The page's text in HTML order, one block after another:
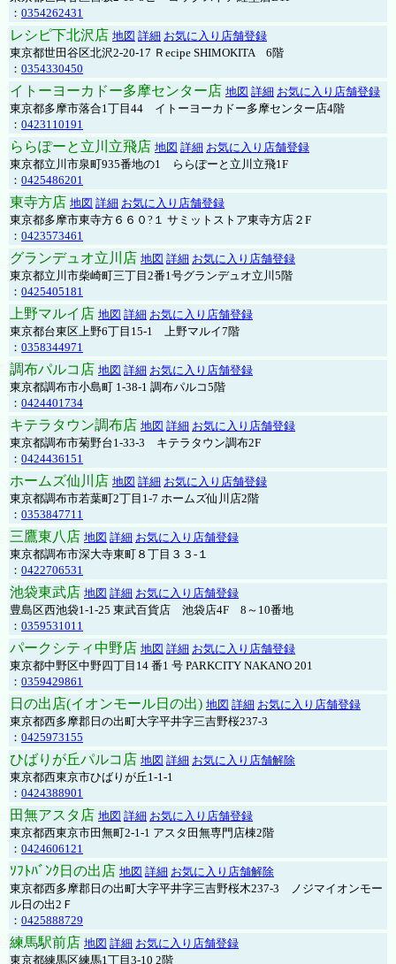
： 0354262431
レシピ下北沢店 地図 詳細 お気に入り店舗登録
東京都世田谷区北沢2-20-17 Ｒecipe SHIMOKITA 6階
： 0354330450
イトーヨーカドー多摩センター店 地図 詳細 お気に入り店舗登録
東京都多摩市落合1丁目44 イトーヨーカドー多摩センター店4階
： 0423110191
ららぽーと立川立飛店 地図 詳細 お気に入り店舗登録
東京都立川市泉町935番地の1 ららぽーと立川立飛1F
： 0425486201
東寺方店 地図 詳細 お気に入り店舗登録
東京都多摩市東寺方６６０?１ サミットストア東寺方店２F
： 0423573461
グランデュオ立川店 地図 詳細 お気に入り店舗登録
東京都立川市柴崎町三丁目2番1号グランデュオ立川5階
： 0425405181
上野マルイ店 地図 詳細 お気に入り店舗登録
東京都台東区上野6丁目15-1 上野マルイ7階
： 0358344971
調布パルコ店 地図 詳細 お気に入り店舗登録
東京都調布市小島町 1-38-1 調布パルコ5階
： 0424401734
キテラタウン調布店 地図 詳細 お気に入り店舗登録
東京都調布市菊野台1-33-3 キテラタウン調布2F
： 0424436151
ホームズ仙川店 地図 詳細 お気に入り店舗登録
東京都調布市若葉町2丁目1-7 ホームズ仙川店2階
： 0353847711
三鷹東八店 地図 詳細 お気に入り店舗登録
東京都調布市深大寺東町８丁目３３-１
： 0422706531
池袋東武店 地図 詳細 お気に入り店舗登録
豊島区西池袋1-1-25 東武百貨店 池袋店4F 8～10番地
： 0359531011
パークシティ中野店 地図 詳細 お気に入り店舗登録
東京都中野区中野四丁目14 番1 号 PARKCITY NAKANO 201
： 0359429861
日の出店(イオンモール日の出) 地図 詳細 お気に入り店舗登録
東京都西多摩郡日の出町大字平井字三吉野桜237-3
： 0425973155
ひばりが丘パルコ店 地図 詳細 お気に入り店舗解除
東京都西東京市ひばりが丘1-1-1
： 0424388901
田無アスタ店 地図 詳細 お気に入り店舗登録
東京都西東京市田無町2-1-1 アスタ田無専門店棟2階
： 0424606121
ｿﾌﾄﾊﾞﾝｸ日の出店 地図 詳細 お気に入り店舗解除
東京都西多摩郡日の出町大字平井字三吉野桜木237-3 ノジマイオンモー
ル日の出2Ｆ
： 0425888729
練馬駅前店 地図 詳細 お気に入り店舗登録
東京都練馬区練馬1丁目3-10 2階